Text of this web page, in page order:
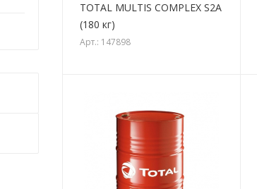
TOTAL MULTIS COMPLEX S2A
(180 кг)
Арт.: 147898